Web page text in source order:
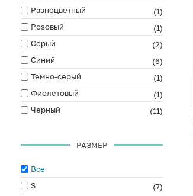
Разноцветный
(1)
Розовый
(1)
Серый
(2)
Синий
(6)
Темно-серый
(1)
Фиолетовый
(1)
Черный
(11)
РАЗМЕР
Все
S
(7)